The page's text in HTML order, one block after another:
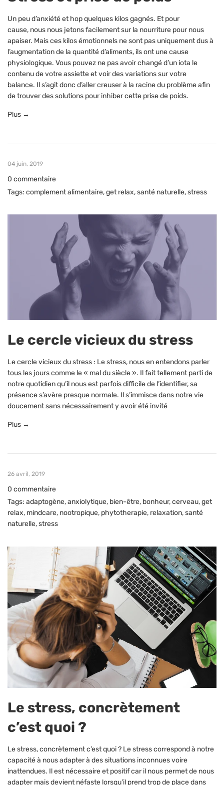
Un peu d’anxiété et hop quelques kilos gagnés. Et pour
cause, nous nous jetons facilement sur la nourriture pour nous
apaiser. Mais ces kilos émotionnels ne sont pas uniquement dus à
l’augmentation de la quantité d’aliments, ils ont une cause
physiologique. Vous pouvez ne pas avoir changé d’un iota le
contenu de votre assiette et voir des variations sur votre
balance. Il s’agit donc d’aller creuser à la racine du problème afin
de trouver des solutions pour inhiber cette prise de poids.
Plus →
04 juin, 2019
0 commentaire
Tags: complement alimentaire,get relax,santé naturelle,stress
Le cercle vicieux du stress
Le cercle vicieux du stress : Le stress, nous en entendons parler
tous les jours comme le « mal du siècle ». Il fait tellement parti de
notre quotidien qu’il nous est parfois difficile de l’identifier, sa
présence s’avère presque normale. Il s’immisce dans notre vie
doucement sans nécessairement y avoir été invité
Plus →
26 avril, 2019
0 commentaire
Tags: adaptogène,anxiolytique, bien-être, bonheur,cerveau,get
relax, mindcare, nootropique, phytotherapie, relaxation,santé
naturelle,stress
Le stress, concrètement
c’est quoi ?
Le stress, concrètement c’est quoi ? Le stress correspond à notre
capacité à nous adapter à des situations inconnues voire
inattendues. Il est nécessaire et positif car il nous permet de nous
adapter mais devient néfaste lorsqu’il prend trop de place dans